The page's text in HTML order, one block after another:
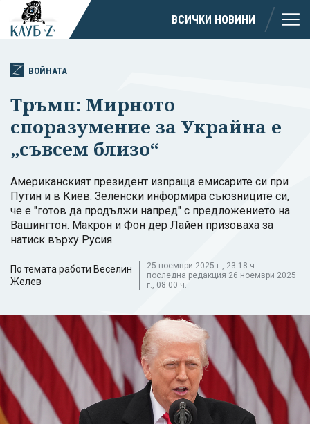
ВСИЧКИ НОВИНИ
ВОЙНАТА
Тръмп: Мирното
споразумение за Украйна е
„съвсем близо“
Американският президент изпраща емисарите си при
Путин и в Киев. Зеленски информира съюзниците си,
че е "готов да продължи напред" с предложението на
Вашингтон. Макрон и Фон дер Лайен призоваха за
натиск върху Русия
По темата работи Веселин
Желев
25 ноември 2025 г., 23:18 ч.
последна редакция 26 ноември 2025
г., 08:00 ч.